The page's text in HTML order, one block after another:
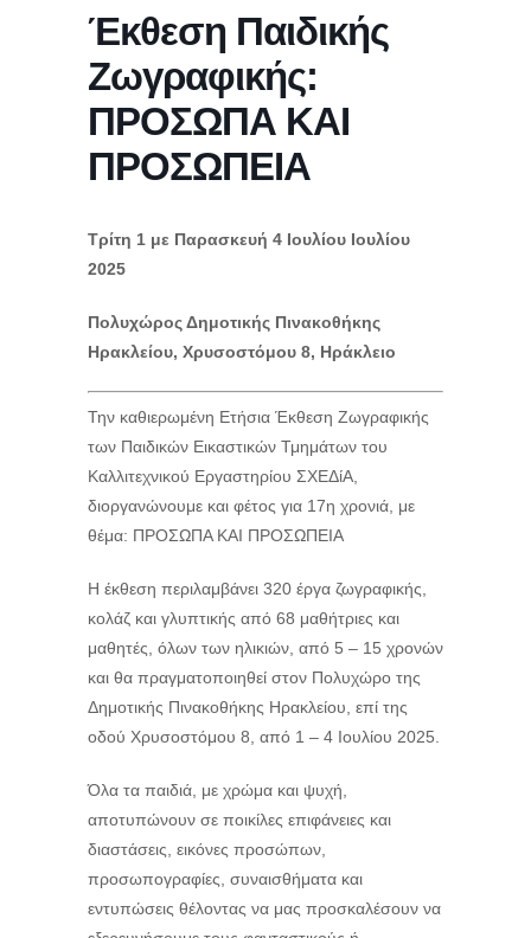
Έκθεση Παιδικής
Ζωγραφικής:
ΠΡΟΣΩΠΑ ΚΑΙ
ΠΡΟΣΩΠΕΙΑ
Τρίτη 1 με Παρασκευή 4 Ιουλίου Ιουλίου
2025
Πολυχώρος Δημοτικής Πινακοθήκης
Ηρακλείου, Χρυσοστόμου 8, Ηράκλειο
Την καθιερωμένη Ετήσια Έκθεση Ζωγραφικής
των Παιδικών Εικαστικών Τμημάτων του
Καλλιτεχνικού Εργαστηρίου ΣΧΕΔίΑ,
διοργανώνουμε και φέτος για 17η χρονιά, με
θέμα: ΠΡΟΣΩΠΑ ΚΑΙ ΠΡΟΣΩΠΕΙΑ
Η έκθεση περιλαμβάνει 320 έργα ζωγραφικής,
κολάζ και γλυπτικής από 68 μαθήτριες και
μαθητές, όλων των ηλικιών, από 5 – 15 χρονών
και θα πραγματοποιηθεί στον Πολυχώρο της
Δημοτικής Πινακοθήκης Ηρακλείου, επί της
οδού Χρυσοστόμου 8, από 1 – 4 Ιουλίου 2025.
Όλα τα παιδιά, με χρώμα και ψυχή,
αποτυπώνουν σε ποικίλες επιφάνειες και
διαστάσεις, εικόνες προσώπων,
προσωπογραφίες, συναισθήματα και
εντυπώσεις θέλοντας να μας προσκαλέσουν να